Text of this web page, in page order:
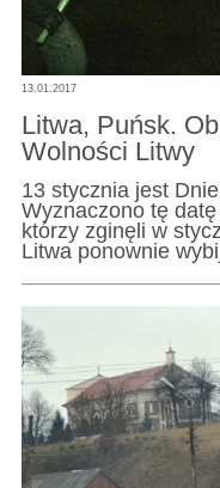
13.01.2017
Litwa, Puńsk.
Wolności Litwy
13 stycznia jest
Wyznaczono tę
którzy zginęli w
Litwa ponownie